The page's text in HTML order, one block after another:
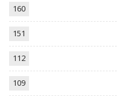
160
151
112
109